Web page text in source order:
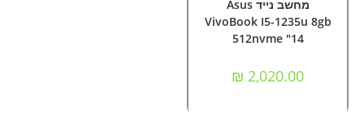
מחשב נייד Asus
VivoBook I5-1235u 8gb
512nvme "14
₪ 2,020.00